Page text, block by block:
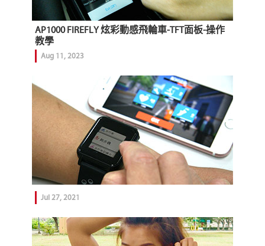
AP1000 FIREFLY 炫彩動感飛輪車-TFT面板-操作
教學
Aug 11, 2023
Jul 27, 2021